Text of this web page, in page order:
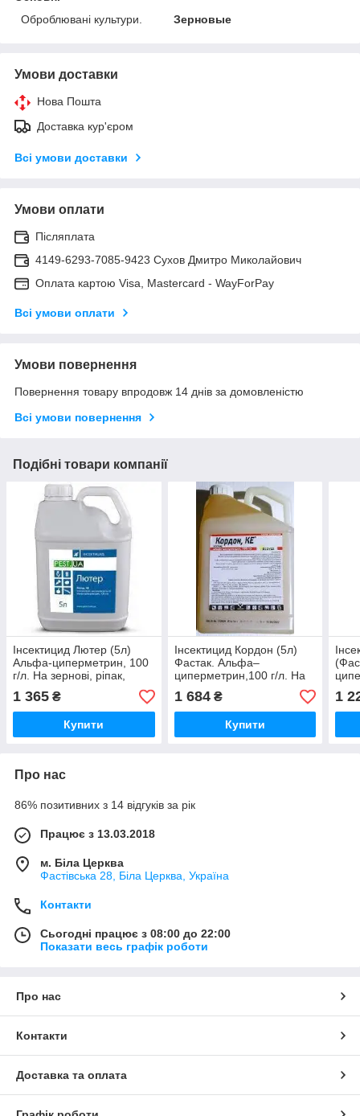
Оброблювані культури.
Зерновые
Умови доставки
Нова Пошта
Доставка кур'єром
Всі умови доставки
Умови оплати
Післяплата
4149-6293-7085-9423 Сухов Дмитро Миколайович
Оплата картою Visa, Mastercard - WayForPay
Всі умови оплати
Умови повернення
Повернення товару впродовж 14 днів за домовленістю
Всі умови повернення
Подібні товари компанії
Інсектицид Лютер (5л)
Альфа-циперметрин, 100
г/л. На зернові, ріпак,
буряк (Фастак)
1 365 ₴
Купити
Інсектицид Кордон (5л)
Фастак. Альфа–
циперметрин,100 г/л. На
зернові
1 684₴
Купити
1
Про нас
86% позитивних з 14 відгуків за рік
Працює з 13.03.2018
м. Біла Церква
Фастівська 28, Біла Церква, Україна
Контакти
Сьогодні працює з 08:00 до 22:00
Показати весь графік роботи
Про нас
Контакти
Доставка та оплата